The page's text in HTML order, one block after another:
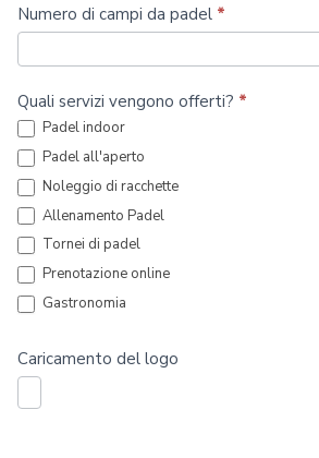
Padel
gratuita
Numero di campi da padel *
Quali servizi vengono offerti? *
Padel indoor
Padel all'aperto
Noleggio di racchette
Allenamento Padel
Tornei di padel
Prenotazione online
Gastronomia
Caricamento del logo